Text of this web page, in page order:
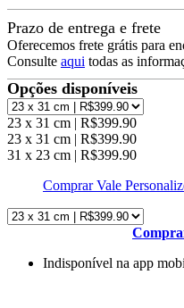
Prazo de entrega e frete
Oferecemos frete grátis para
Consulte aqui todas as
Opções disponíveis
23 x 31 cm | R$399.90
23 x 31 cm | R$399.90
31 x 23 cm | R$399.90
Comprar Vale
Indisponível na app